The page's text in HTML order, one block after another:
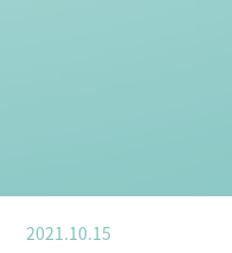
2021.10.15